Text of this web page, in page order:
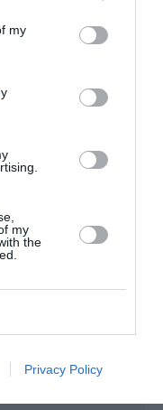
my
my
the
Privacy Policy
!
!